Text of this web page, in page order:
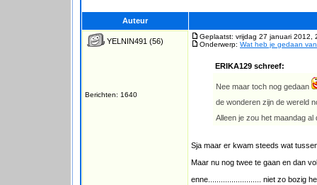
Auteur
YELNIN491 (56)
Berichten: 1640
Geplaatst: vrijdag 27 januari 2012,
Onderwerp: Wat heb je gedaan
ERIKA129 schreef:
Nee maar toch nog gedaan
de wonderen zijn de wereld
Alleen je zou het maandag al
Sja maar er kwam steeds wat
Maar nu nog twee te gaan en dan
enne......................... niet zo bozig